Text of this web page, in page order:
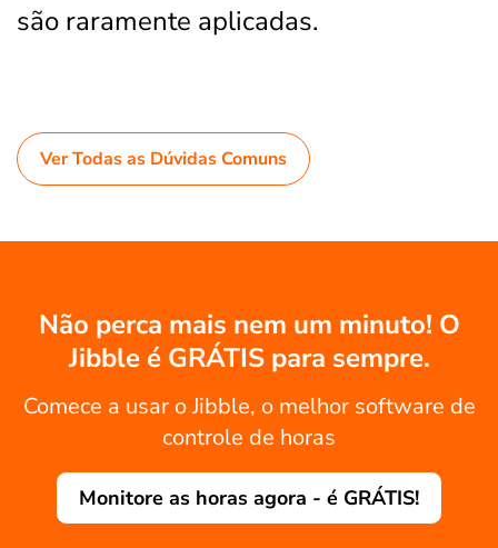
são raramente aplicadas.
Ver Todas as Dúvidas Comuns
Não perca mais nem um minuto! O
Jibble é GRÁTIS para sempre.
Comece a usar o Jibble, o melhor software de
controle de horas
Monitore as horas agora - é GRÁTIS!